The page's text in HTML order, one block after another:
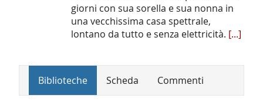
giorni con sua sorella e sua nonna in
una vecchissima casa spettrale,
lontano da tutto e senza elettricità. [...]
Biblioteche Scheda Commenti